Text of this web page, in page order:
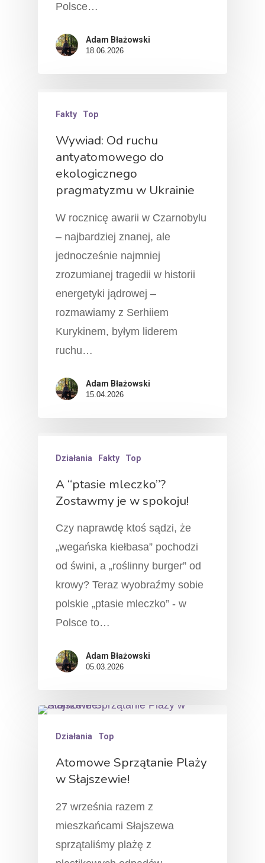
Polsce…
Adam Błażowski
18.06.2026
Fakty Top
Wywiad: Od ruchu
antyatomowego do
ekologicznego
pragmatyzmu w Ukrainie
W rocznicę awarii w Czarnobylu
– najbardziej znanej, ale
jednocześnie najmniej
zrozumianej tragedii w historii
energetyki jądrowej –
rozmawiamy z Serhiiem
Kurykinem, byłym liderem
ruchu…
Adam Błażowski
15.04.2026
Działania Fakty Top
A “ptasie mleczko”?
Zostawmy je w spokoju!
Czy naprawdę ktoś sądzi, że
„wegańska kiełbasa” pochodzi
od świni, a „roślinny burger” od
krowy? Teraz wyobraźmy sobie
polskie „ptasie mleczko” - w
Polsce to…
Adam Błażowski
05.03.2026
Działania Top
Atomowe Sprzątanie Plaży
w Słajszewie!
27 września razem z
mieszkańcami Słajszewa
sprzątaliśmy plażę z